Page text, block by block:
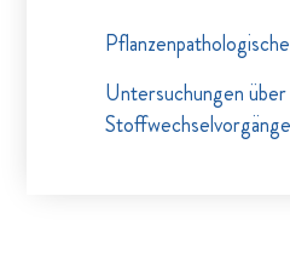
Untersuchungen